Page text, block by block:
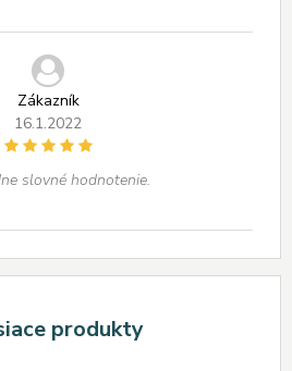
Zákazník
16.1.2022
slovné hodnotenie.
produkty